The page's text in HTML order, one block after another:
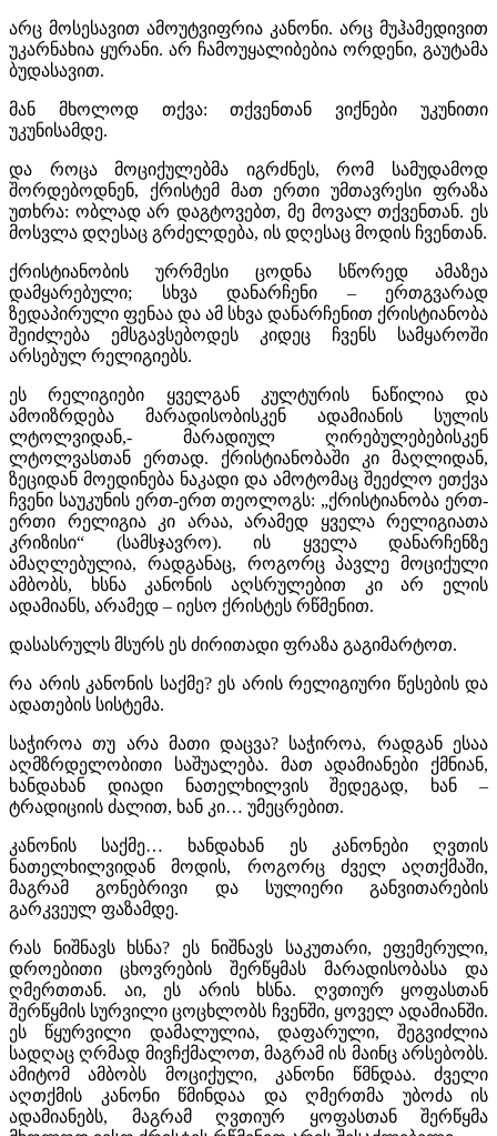
არც მოსესავით ამოუტვიფრია კანონი. არც მუჰამედივით
უკარნახია ყურანი. არ ჩამოუყალიბებია ორდენი, გაუტამა
ბუდასავით.
მან მხოლოდ თქვა: თქვენთან ვიქნები უკუნითი
უკუნისამდე.
და როცა მოციქულებმა იგრძნეს, რომ სამუდამოდ
შორდებოდნენ, ქრისტემ მათ ერთი უმთავრესი ფრაზა
უთხრა: ობლად არ დაგტოვებთ, მე მოვალ თქვენთან. ეს
მოსვლა დღესაც გრძელდება, ის დღესაც მოდის ჩვენთან.
ქრისტიანობის ურრმესი ცოდნა სწორედ ამაზეა
დამყარებული; სხვა დანარჩენი – ერთგვარად
ზედაპირული ფენაა და ამ სხვა დანარჩენით ქრისტიანობა
შეიძლება ემსგავსებოდეს კიდეც ჩვენს სამყაროში
არსებულ რელიგიებს.
ეს რელიგიები ყველგან კულტურის ნაწილია და
ამოიზრდება მარადისობისკენ ადამიანის სულის
ლტოლვიდან,- მარადიულ ღირებულებებისკენ
ლტოლვასთან ერთად. ქრისტიანობაში კი მაღლიდან,
ზეციდან მოედინება ნაკადი და ამოტომაც შეეძლო ეთქვა
ჩვენი საუკუნის ერთ-ერთ თეოლოგს: „ქრისტიანობა ერთ-
ერთი რელიგია კი არაა, არამედ ყველა რელიგიათა
კრიზისი“ (სამსჯავრო). ის ყველა დანარჩენზე
ამაღლებულია, რადგანაც, როგორც პავლე მოციქული
ამბობს, ხსნა კანონის აღსრულებით კი არ ელის
ადამიანს, არამედ – იესო ქრისტეს რწმენით.
დასასრულს მსურს ეს ძირითადი ფრაზა გაგიმარტოთ.
რა არის კანონის საქმე? ეს არის რელიგიური წესების და
ადათების სისტემა.
საჭიროა თუ არა მათი დაცვა? საჭიროა, რადგან ესაა
აღმზრდელობითი საშუალება. მათ ადამიანები ქმნიან,
ხანდახან დიადი ნათელხილვის შედეგად, ხან –
ტრადიციის ძალით, ხან კი… უმეცრებით.
კანონის საქმე… ხანდახან ეს კანონები ღვთის
ნათელხილვიდან მოდის, როგორც ძველ აღთქმაში,
მაგრამ გონებრივი და სულიერი განვითარების
გარკვეულ ფაზამდე.
რას ნიშნავს ხსნა? ეს ნიშნავს საკუთარი, ეფემერული,
დროებითი ცხოვრების შერწყმას მარადისობასა და
ღმერთთან. აი, ეს არის ხსნა. ღვთიურ ყოფასთან
შერწყმის სურვილი ცოცხლობს ჩვენში, ყოველ ადამიანში.
ეს წყურვილი დამალულია, დაფარული, შეგვიძლია
სადღაც ღრმად მივჩქმალოთ, მაგრამ ის მაინც არსებობს.
ამიტომ ამბობს მოციქული, კანონი წმნდაა. ძველი
აღთქმის კანონი წმინდაა და ღმერთმა უბოძა ის
ადამიანებს, მაგრამ ღვთიურ ყოფასთან შერწყმა